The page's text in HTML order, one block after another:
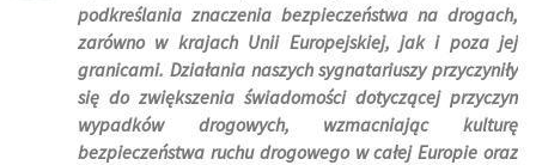
podkreślania znaczenia bezpieczeństwa na drogach,
zarówno w krajach Unii Europejskiej, jak i poza jej
granicami. Działania naszych sygnatariuszy przyczyniły
się do zwiększenia świadomości dotyczącej przyczyn
wypadków drogowych, wzmacniając kulturę
bezpieczeństwa ruchu drogowego w całej Europie oraz